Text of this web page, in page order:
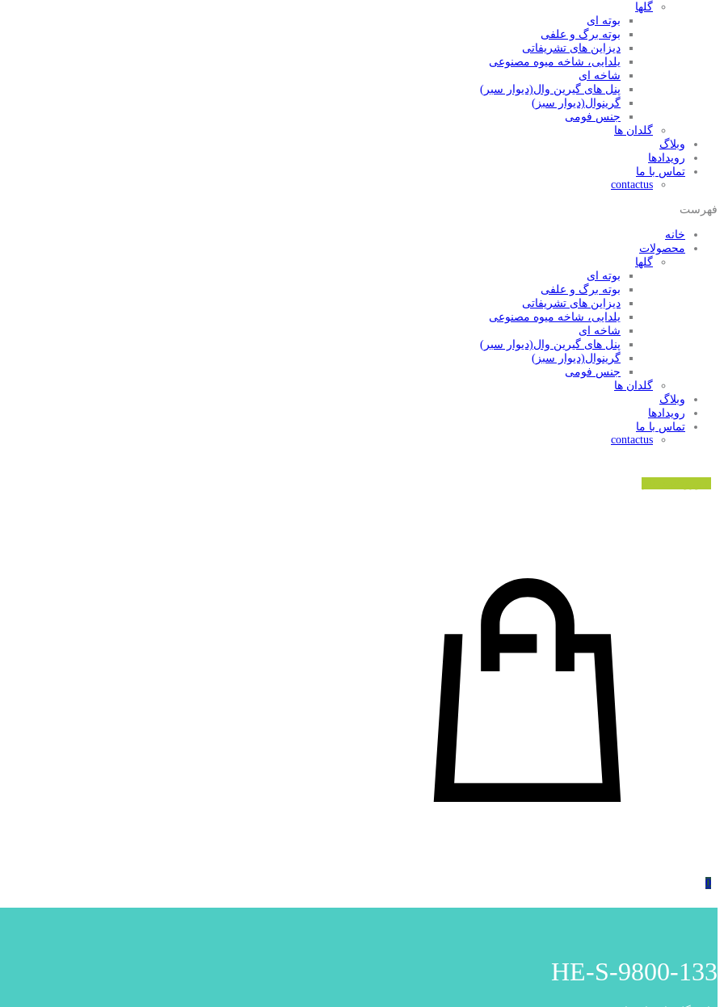
گلها
بوته ای
بوته برگ و علفی
دیزاین های تشریفاتی
یلدایی، شاخه میوه مصنوعی
شاخه ای
پنل های گیرین وال(دیوار سبر)
گرینوال(دیوار سبز)
جنس فومی
گلدان ها
وبلاگ
رویدادها
تماس با ما
contactus
فهرست
خانه
محصولات
گلها
بوته ای
بوته برگ و علفی
دیزاین های تشریفاتی
یلدایی، شاخه میوه مصنوعی
شاخه ای
پنل های گیرین وال(دیوار سبر)
گرینوال(دیوار سبز)
جنس فومی
گلدان ها
وبلاگ
رویدادها
تماس با ما
contactus
0
HE-S-9800-133